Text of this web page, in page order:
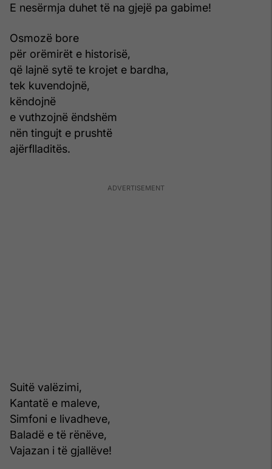
E nesërmja duhet të na gjejë pa gabime!
Osmozë bore
për orëmirët e historisë,
që lajnë sytë te krojet e bardha,
tek kuvendojnë,
këndojnë
e vuthzojnë ëndshëm
nën tingujt e prushtë
ajërflladitës.
Suitë valëzimi,
Kantatë e maleve,
Simfoni e livadheve,
Baladë e të rënëve,
Vajazan i të gjallëve!